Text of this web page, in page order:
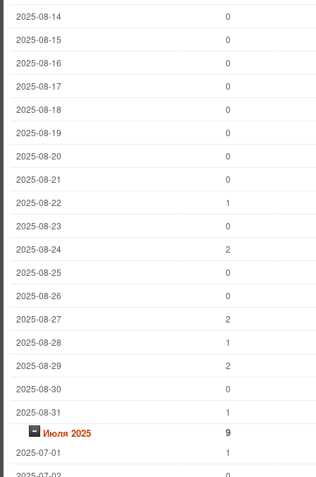
2025-08-14
0
2025-08-15
0
2025-08-16
0
2025-08-17
0
2025-08-18
0
2025-08-19
0
2025-08-20
0
2025-08-21
0
2025-08-22
1
2025-08-23
0
2025-08-24
2
2025-08-25
0
2025-08-26
0
2025-08-27
2
2025-08-28
1
2025-08-29
2
2025-08-30
0
2025-08-31
1
Июля 2025 9
2025-07-01
1